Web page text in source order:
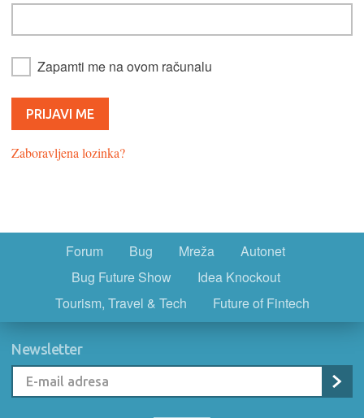
Zapamti me na ovom računalu
Zaboravljena lozinka?
Forum Bug Mreža
Autonet
Bug Future Show
Idea Knockout
Tourism, Travel & Tech
Future of Fintech
Newsletter